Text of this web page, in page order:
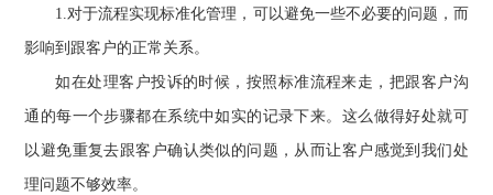
1. 对于流程实现标准化管理，可以避免一些不必要的问题，而
影响到跟客户的正常关系。
如在处理客户投诉的时候，按照标准流程来走，把跟客户沟
通的每一个步骤都在系统中如实的记录下来。这么做得好处就可
以避免重复去跟客户确认类似的问题，从而让客户感觉到我们处
理问题不够效率。